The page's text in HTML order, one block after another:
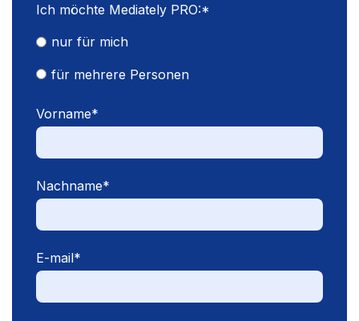
Ich möchte Mediately PRO:*
nur für mich
für mehrere Personen
Vorname*
Nachname*
E-mail*